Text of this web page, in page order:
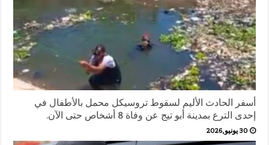
أسفر الحادث الأليم لسقوط تروسيكل محمل بالأطفال في
إحدى الترع بمدينة أبو تيج عن وفاة 8 أشخاص حتى الآن.
30 يونيو,2026